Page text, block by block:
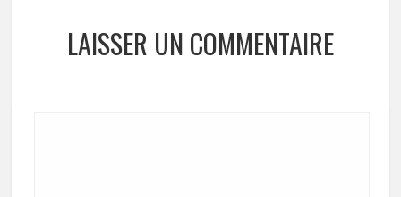
LAISSER UN COMMENTAIRE